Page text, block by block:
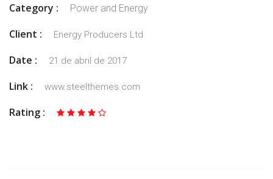
Category : Power and Energy
Client : Energy Producers Ltd
Date : 21 de abril de 2017
Link : www.steelthemes.com
Rating :